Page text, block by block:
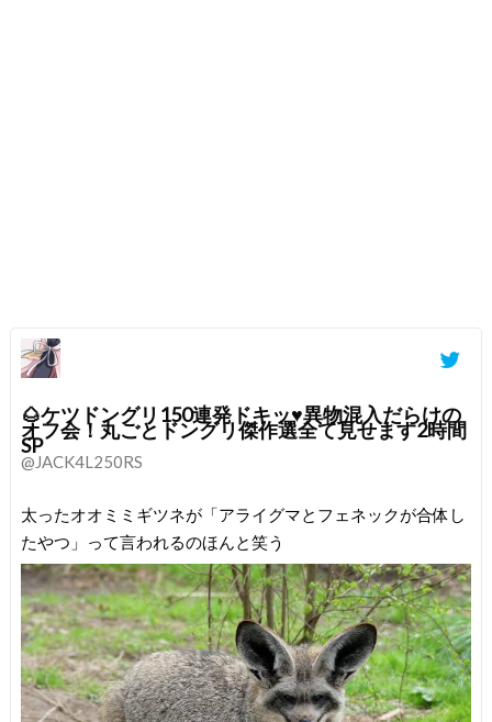
🌰ケツドングリ150連発ドキッ♥異物混入だらけの
オフ会！丸ごとドングリ傑作選全て見せます2時間
SP
@JACK4L250RS
太ったオオミミギツネが「アライグマとフェネックが合体し
たやつ」って言われるのほんと笑う